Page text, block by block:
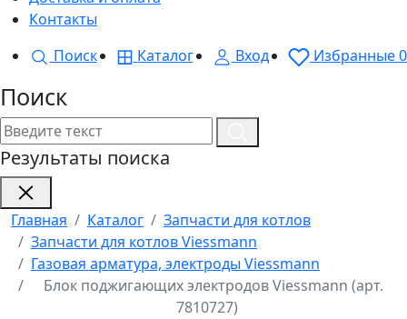
Контакты
Поиск
Каталог Вход Избранные0
Поиск
Результаты поиска
Главная Каталог
Запчасти для котлов
Запчасти для котлов Viessmann
Газовая арматура, электроды Viessmann
Блок поджигающих электродов Viessmann (арт.
7810727)